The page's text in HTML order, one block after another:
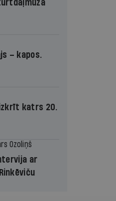
– kapos.
katrs 20.
Ozoliņš
ar